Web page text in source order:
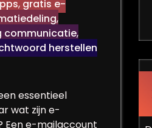
, gratis e-
,
communicatie,
herstellen
essentieel
wat zijn e-
Een e-mailaccount